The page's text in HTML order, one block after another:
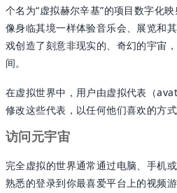
个名为“虚拟赫尔辛基”的项目数字化
像身临其境一样体验音乐会、展览和
戏创造了刻意非现实的、奇幻的宇宙
间。
在虚拟世界中，用户由虚拟代表（
修改这些代表，以任何他们喜欢的方式
访问元宇宙
完全虚拟的世界通常通过电脑、手机
熟悉的登录到你最喜爱平台上的视频